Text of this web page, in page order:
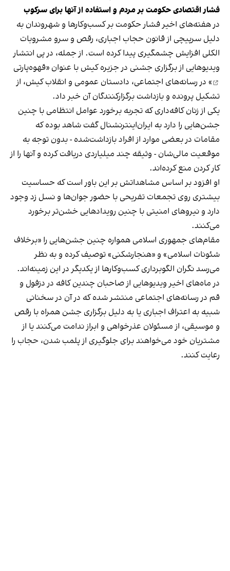
فشار اقتصادی حکومت بر مردم و استفاده از آنها برای سرکوب
در هفته‌های اخیر فشار حکومت بر کسب‌وکارها و شهروندان به
دلیل سرپیچی از قانون حجاب اجباری، رقص و سرو مشروبات
الکلی افزایش چشمگیری پیدا کرده است. از جمله، در پی انتشار
ویدیوهایی از برگزاری جشنی در جزیره کیش با عنوان «قهوه‌پارتی
» در رسانه‌های اجتماعی، دادستان عمومی و انقلاب کیش، از
تشکیل پرونده و بازداشت برگزارکنندگان آن خبر داد.
یکی از زنان کافه‌داری که تجربه برخورد عوامل انتظامی با چنین
جشن‌هایی را دارد به ایران‌اینترنشنال گفت شاهد بوده که
مقامات در بعضی موارد از افراد بازداشت‌‌شده - بدون توجه به
موقعیت مالی‌شان - وثیقه چند میلیاردی دریافت کرده و آنها را از
کار کردن منع کرده‌اند.
او افزود بر اساس مشاهداتش بر این باور است که حساسیت
بیشتری روی تجمعات تفریحی با حضور جوان‌ها و نسل زد وجود
دارد و نیروهای امنیتی با چنین رویدادهایی خشن‌تر برخورد
می‌کنند.
مقام‌های جمهوری اسلامی همواره چنین جشن‌هایی را «برخلاف
شئونات اسلامی» و «هنجارشکنی» توصیف کرده و به نظر
می‌رسد نگران الگوبرداری کسب‌وکارها از یکدیگر در این زمینه‌اند.
در ماه‌های اخیر ویدیوهایی از صاحبان چندین کافه در دزفول و
قم در رسانه‌های اجتماعی منتشر شده که در آن در سخنانی
شبیه به اعتراف اجباری یا به دلیل برگزاری جشن همراه با رقص
و موسیقی، از مسئولان عذرخواهی و ابراز ندامت می‌کنند یا از
مشتریان خود می‌خواهند برای جلوگیری از پلمب شدن، حجاب را
رعایت کنند.